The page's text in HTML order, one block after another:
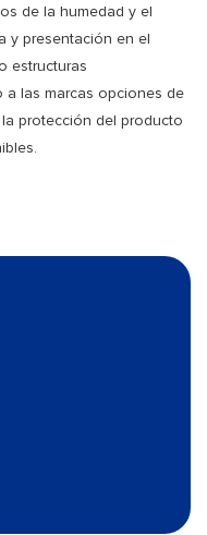
de la humedad y el
y presentación en el
estructuras
a las marcas opciones de
protección del producto